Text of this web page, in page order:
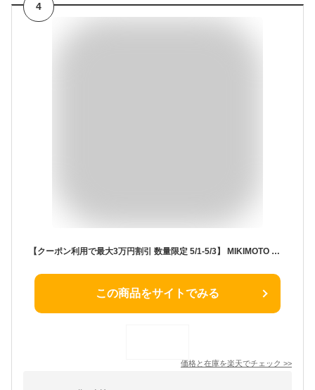
4
【クーポン利用で最大3万円割引 数量限定 5/1-5/3】 MIKIMOTO ミキモト ピンクトパーズ ダイヤ リング Pt950 プラチナ ピンクトパーズ 0.44ct ダイヤモンド 0.12ct 13号 指輪 アクセサリー レディース 送料無料 240900043503 ★
この商品をサイトでみる
価格と在庫を楽天でチェック >>